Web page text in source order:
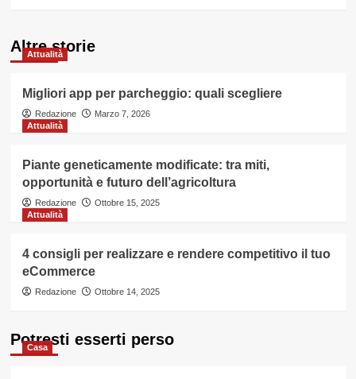
Altre storie
Attualità
Migliori app per parcheggio: quali scegliere
Redazione
Marzo 7, 2026
Attualità
Piante geneticamente modificate: tra miti,
opportunità e futuro dell’agricoltura
Redazione
Ottobre 15, 2025
Attualità
4 consigli per realizzare e rendere competitivo il tuo
eCommerce
Redazione Ottobre 14, 2025
Potresti esserti perso
Casa